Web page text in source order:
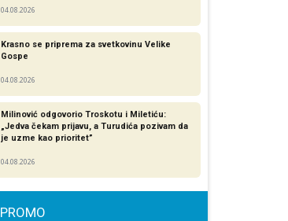
04.08.2026
Krasno se priprema za svetkovinu Velike
Gospe
04.08.2026
Milinović odgovorio Troskotu i Miletiću:
„Jedva čekam prijavu, a Turudića pozivam da
je uzme kao prioritet”
04.08.2026
PROMO